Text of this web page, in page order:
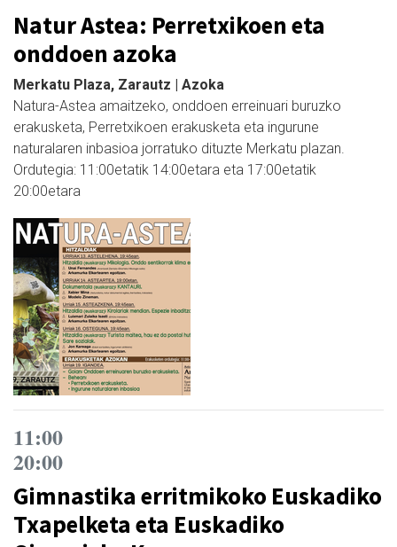
Natur Astea: Perretxikoen eta
onddoen azoka
Merkatu Plaza, Zarautz | Azoka
Natura-Astea amaitzeko, onddoen erreinuari buruzko
erakusketa, Perretxikoen erakusketa eta ingurune
naturalaren inbasioa jorratuko dituzte Merkatu plazan.
Ordutegia: 11:00etatik 14:00etara eta 17:00etatik
20:00etara
11:00
20:00
Gimnastika erritmikoko Euskadiko
Txapelketa eta Euskadiko